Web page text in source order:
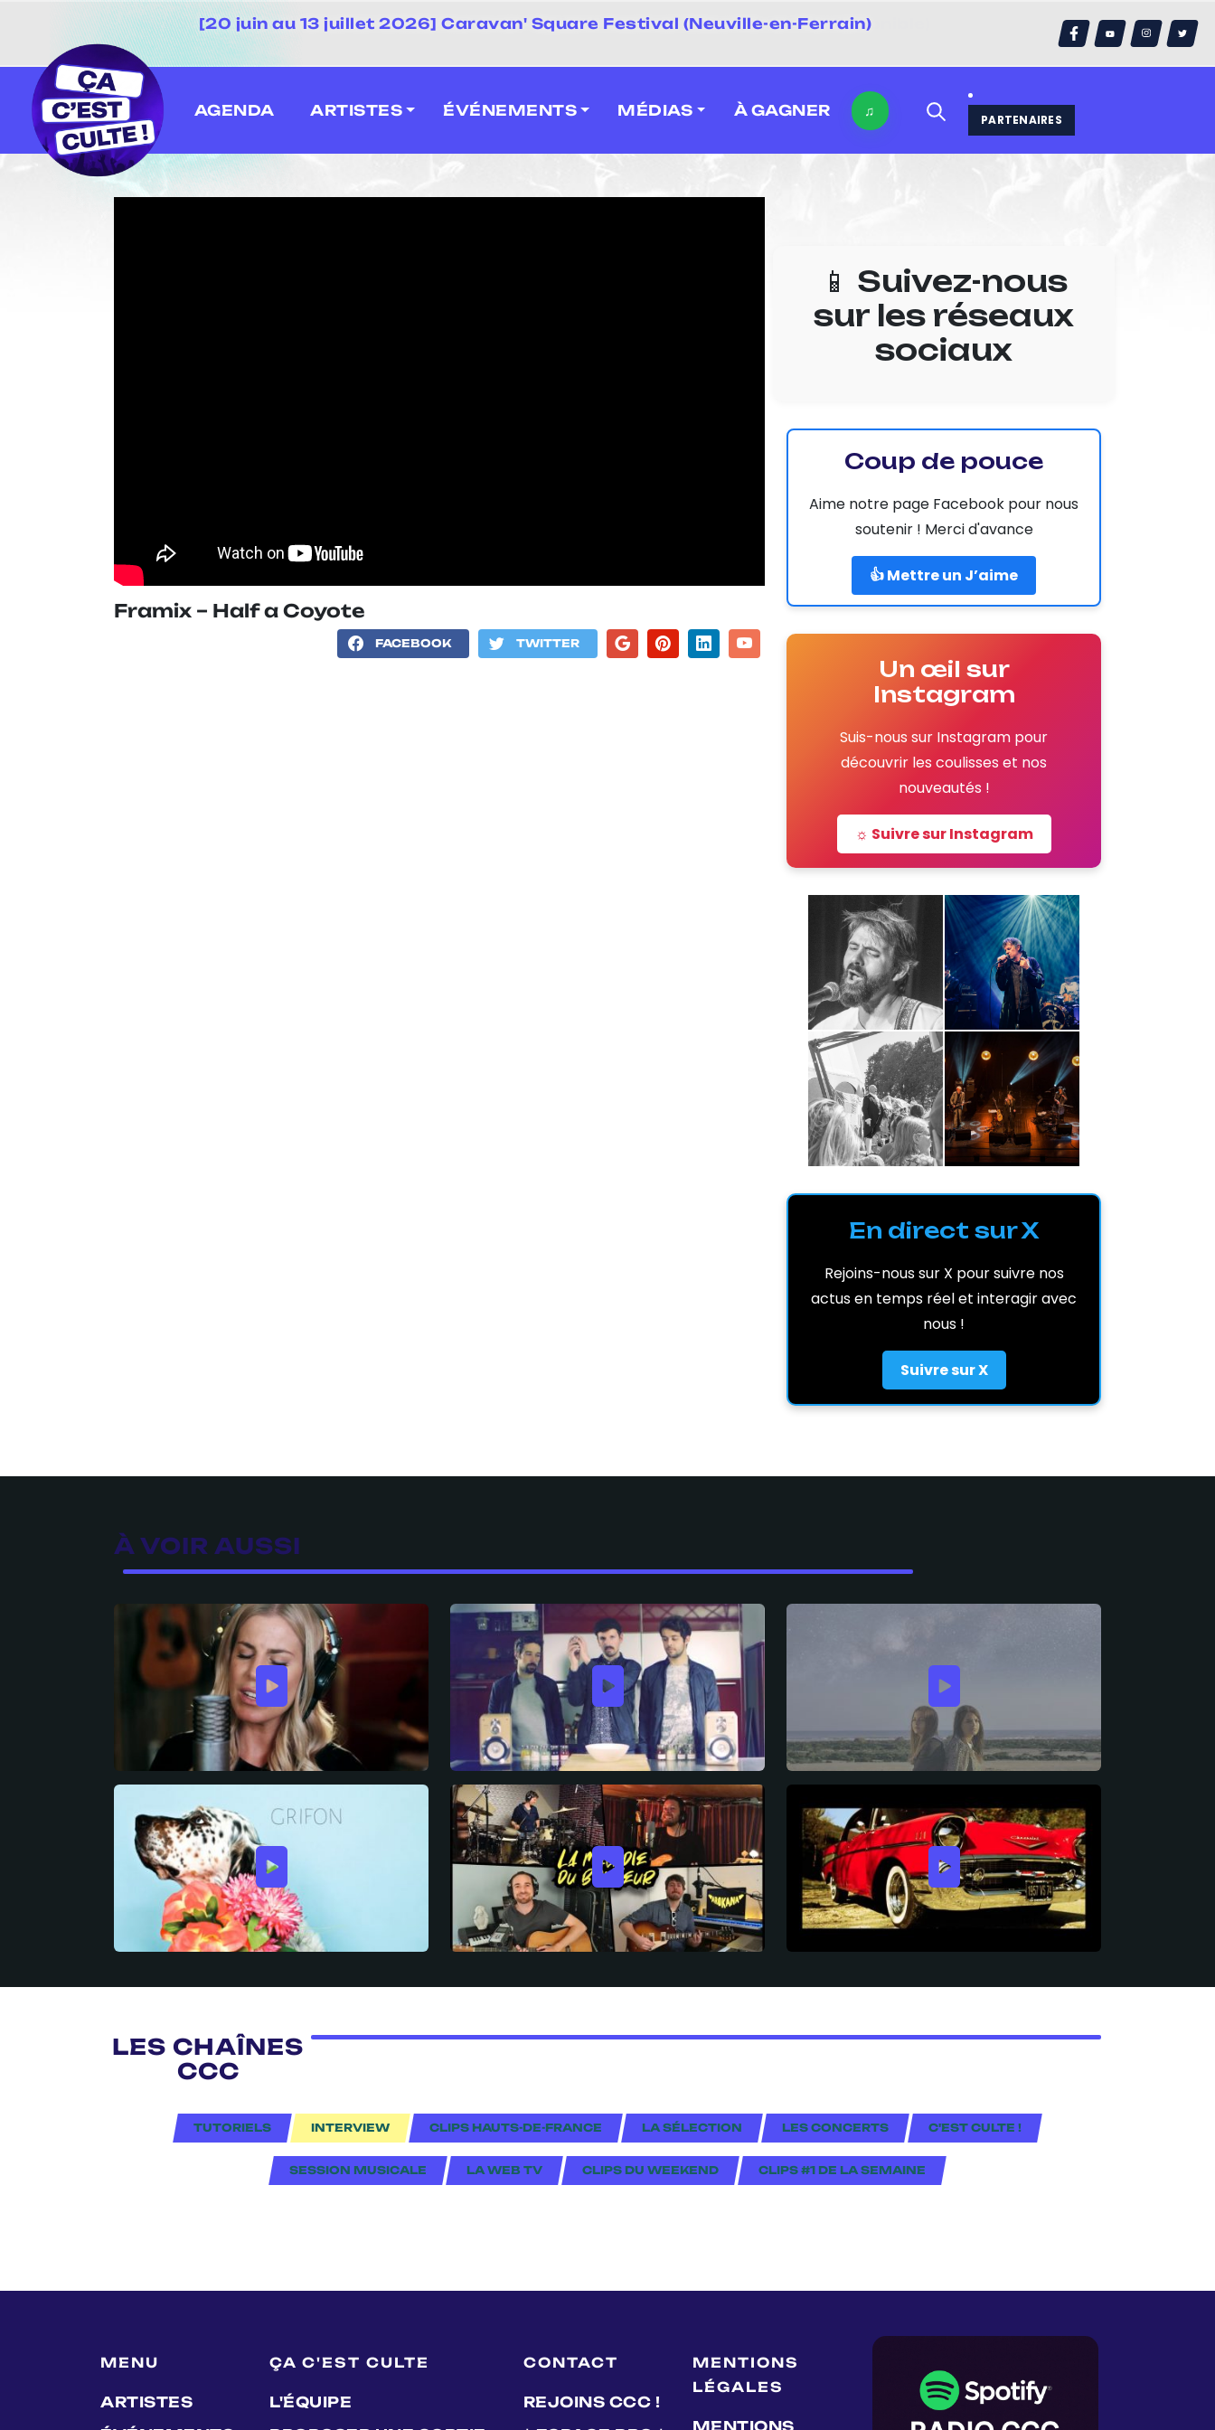
[20 juin au 13 juillet 2026] Caravan' Square Festival (Neuville-en-Ferrain)
AGENDA ARTISTES ÉVÉNEMENTS MÉDIAS À GAGNER ♫
PARTENAIRES
Framix – Half a Coyote
FACEBOOK TWITTER
📱 Suivez-nous
sur les réseaux
sociaux
Coup de pouce
Aime notre page Facebook pour nous
soutenir ! Merci d'avance
👍 Mettre un J’aime
Un œil sur
Instagram
Suis-nous sur Instagram pour
découvrir les coulisses et nos
nouveautés !
☼ Suivre sur Instagram
En direct sur X
Rejoins-nous sur X pour suivre nos
actus en temps réel et interagir avec
nous !
Suivre sur X
À VOIR AUSSI
LES CHAÎNES
CCC
TUTORIELS INTERVIEW CLIPS HAUTS-DE-FRANCE LA SÉLECTION LES CONCERTS C'EST CULTE !
SESSION MUSICALE LA WEB TV CLIPS DU WEEKEND CLIPS #1 DE LA SEMAINE
MENU
ARTISTES
ÇA C'EST CULTE
L'ÉQUIPE
CONTACT
REJOINS CCC !
MENTIONS
LÉGALES
MENTIONS